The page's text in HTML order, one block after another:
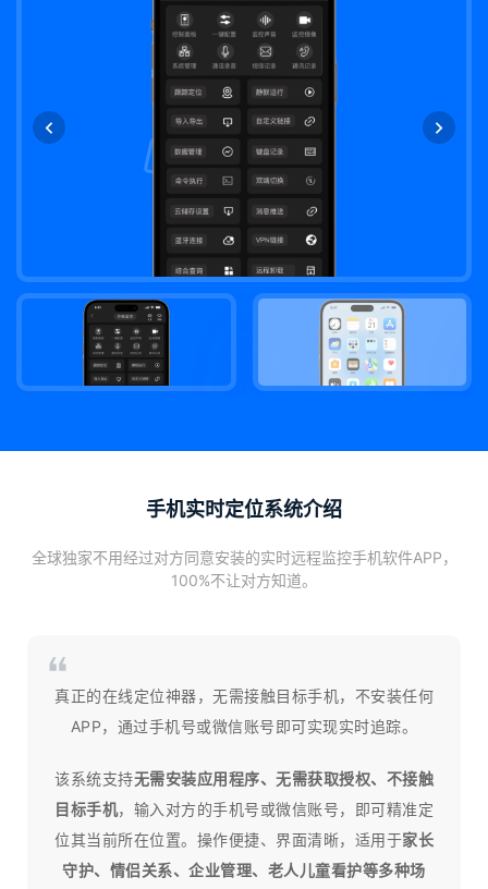
手机实时定位系统介绍
全球独家不用经过对方同意安装的实时远程监控手机软件APP，
100%不让对方知道。
真正的在线定位神器，无需接触目标手机，不安装任何
APP，通过手机号或微信账号即可实现实时追踪。
该系统支持无需安装应用程序、无需获取授权、不接触
目标手机，输入对方的手机号或微信账号，即可精准定
位其当前所在位置。操作便捷、界面清晰，适用于家长
守护、情侣关系、企业管理、老人儿童看护等多种场